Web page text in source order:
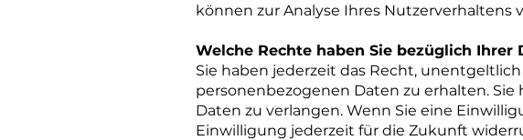
können zur Analyse Ihres Nutzerverhaltens
Welche Rechte haben Sie bezüglich Ihrer
Sie haben jederzeit das Recht,
personenbezogenen Daten zu erhalten.
Daten zu verlangen. Wenn Sie eine
Einwilligung jederzeit für die Zukunft